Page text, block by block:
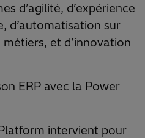
d’agilité, d’expérience
d’automatisation sur
et d’innovation
intervient pour